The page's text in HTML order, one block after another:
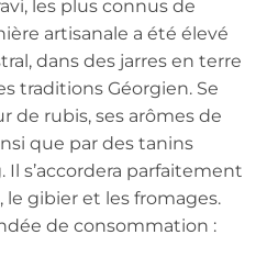
les plus connus de
artisanale a été élevé
dans des jarres en terre
traditions Géorgien. Se
de rubis, ses arômes de
que par des tanins
s’accordera parfaitement
le gibier et les fromages.
de consommation :